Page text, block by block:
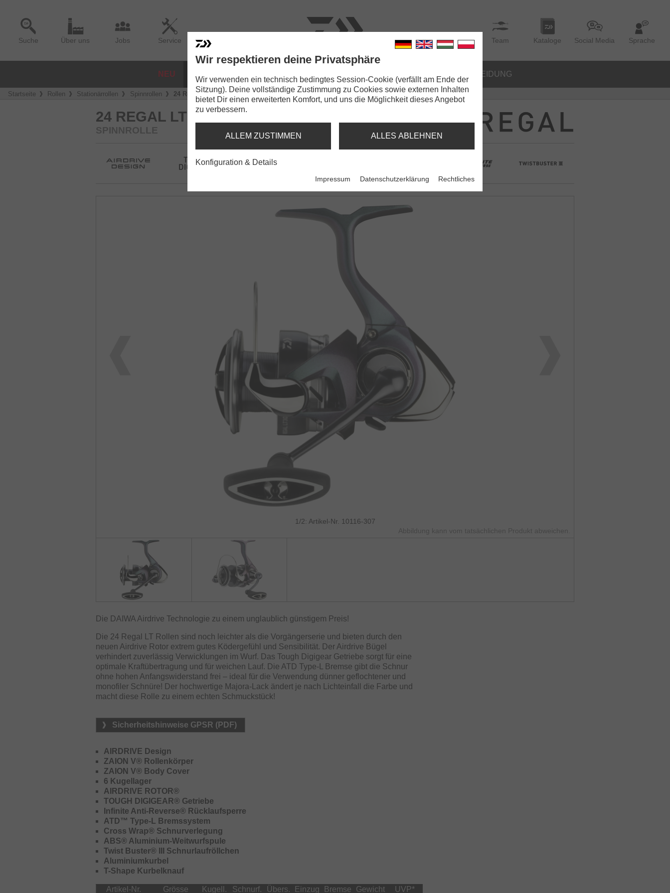
Suche Über uns Jobs Service Team Kataloge Social Media Sprache
NEU BEKLEIDUNG
Startseite Rollen Stationärrollen Spinnrollen 24 Regal LT
24 REGAL LT
SPINNROLLE
1/2: Artikel-Nr. 10116-307
Abbildung kann vom tatsächlichen Produkt abweichen.
Die DAIWA Airdrive Technologie zu einem unglaublich günstigem Preis!
Die 24 Regal LT Rollen sind noch leichter als die Vorgängerserie und bieten durch den
neuen Airdrive Rotor extrem gutes Ködergefühl und Sensibilität. Der Airdrive Bügel
verhindert zuverlässig Verwicklungen im Wurf. Das Tough Digigear Getriebe sorgt für eine
optimale Kraftübertragung und für weichen Lauf. Die ATD Type-L Bremse gibt die Schnur
ohne hohen Anfangswiderstand frei – ideal für die Verwendung dünner geflochtener und
monofiler Schnüre! Der hochwertige Majora-Lack ändert je nach Lichteinfall die Farbe und
macht diese Rolle zu einem echten Schmuckstück!
Sicherheitshinweise GPSR (PDF)
AIRDRIVE Design
ZAION V® Rollenkörper
ZAION V® Body Cover
6 Kugellager
AIRDRIVE ROTOR®
TOUGH DIGIGEAR® Getriebe
Infinite Anti-Reverse® Rücklaufsperre
ATD™ Type-L Bremssystem
Cross Wrap® Schnurverlegung
ABS® Aluminium-Weitwurfspule
Twist Buster® III Schnurlaufröllchen
Aluminiumkurbel
T-Shape Kurbelknauf
Artikel-Nr. Grösse Kugell. Schnurf. Übers. Einzug Bremse Gewicht UVP*
Wir respektieren deine Privatsphäre
Wir verwenden ein technisch bedingtes Session-Cookie (verfällt am Ende der
Sitzung). Deine vollständige Zustimmung zu Cookies sowie externen Inhalten
bietet Dir einen erweiterten Komfort, und uns die Möglichkeit dieses Angebot
zu verbessern.
ALLEM ZUSTIMMEN ALLES ABLEHNEN
Konfiguration & Details
Impressum Datenschutzerklärung Rechtliches